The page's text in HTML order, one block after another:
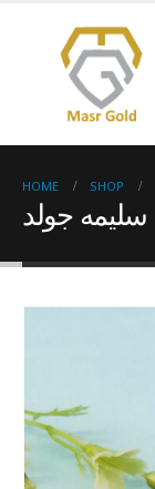
HOME SHOP